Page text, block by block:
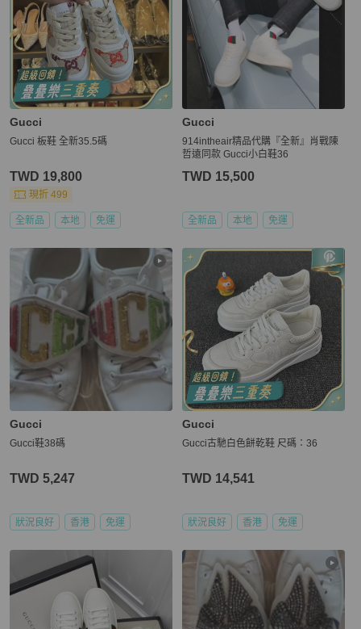
Gucci
Gucci 板鞋 全新35.5碼
TWD 19,800
現折 499
全新品 本地 免運
Gucci
914intheair精品代購『全新』肖戰陳
哲遠同款 Gucci小白鞋36
TWD 15,500
全新品 本地 免運
Gucci
Gucci鞋38碼
TWD 5,247
狀況良好 香港 免運
Gucci
Gucci古馳白色餅乾鞋 尺碼：36
TWD 14,541
狀況良好 香港 免運